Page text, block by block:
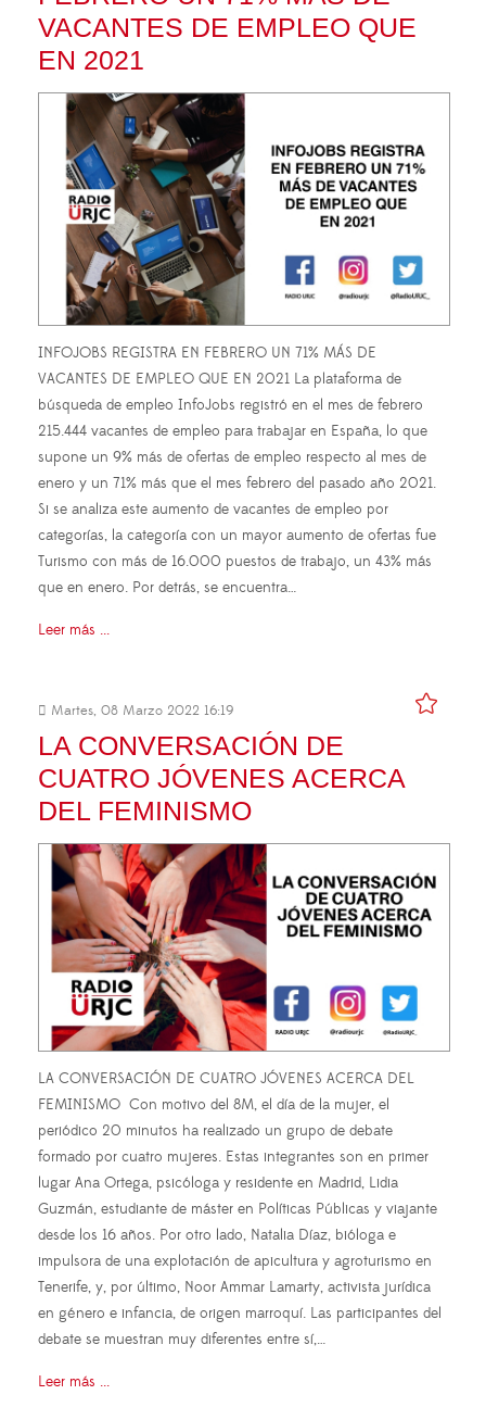
VACANTES DE EMPLEO QUE
EN 2021
INFOJOBS REGISTRA EN FEBRERO UN 71% MÁS DE
VACANTES DE EMPLEO QUE EN 2021 La plataforma de
búsqueda de empleo InfoJobs registró en el mes de febrero
215.444 vacantes de empleo para trabajar en España, lo que
supone un 9% más de ofertas de empleo respecto al mes de
enero y un 71% más que el mes febrero del pasado año 2021.
Si se analiza este aumento de vacantes de empleo por
categorías, la categoría con un mayor aumento de ofertas fue
Turismo con más de 16.000 puestos de trabajo, un 43% más
que en enero. Por detrás, se encuentra…
Leer más ...
Martes, 08 Marzo 2022 16:19
LA CONVERSACIÓN DE
CUATRO JÓVENES ACERCA
DEL FEMINISMO
LA CONVERSACIÓN DE CUATRO JÓVENES ACERCA DEL
FEMINISMO Con motivo del 8M, el día de la mujer, el
periódico 20 minutos ha realizado un grupo de debate
formado por cuatro mujeres. Estas integrantes son en primer
lugar Ana Ortega, psicóloga y residente en Madrid, Lidia
Guzmán, estudiante de máster en Políticas Públicas y viajante
desde los 16 años. Por otro lado, Natalia Díaz, bióloga e
impulsora de una explotación de apicultura y agroturismo en
Tenerife, y, por último, Noor Ammar Lamarty, activista jurídica
en género e infancia, de origen marroquí. Las participantes del
debate se muestran muy diferentes entre sí,…
Leer más ...